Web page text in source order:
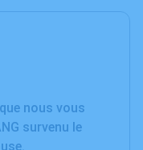
nous vous
survenu le